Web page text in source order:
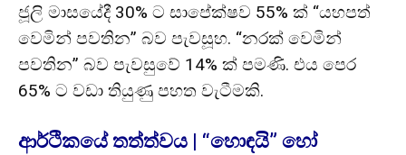
ජූලි මාසයේදී 30% ට සාපේක්ෂව 55% ක් “යහපත්
වෙමින් පවතින” බව පැවසූහ. “නරක් වෙමින්
පවතින” බව පැවසුවේ 14% ක් පමණි. එය පෙර
65% ට වඩා තියුණු පහත වැටීමකි.
ආර්ථිකයේ තත්ත්වය | “හොඳයි” හෝ